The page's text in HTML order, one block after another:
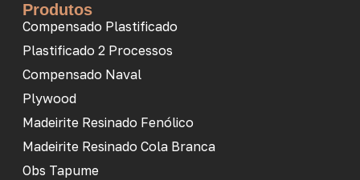
Produtos
Compensado Plastificado
Plastificado 2 Processos
Compensado Naval
Plywood
Madeirite Resinado Fenólico
Madeirite Resinado Cola Branca
Obs Tapume